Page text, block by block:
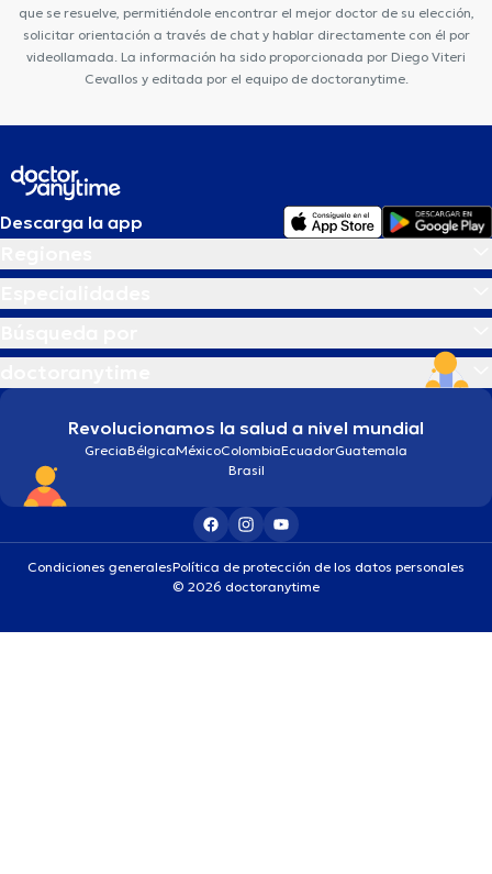
que se resuelve, permitiéndole encontrar el mejor doctor de su elección,
solicitar orientación a través de chat y hablar directamente con él por
videollamada. La información ha sido proporcionada por Diego Viteri
Cevallos y editada por el equipo de doctoranytime.
Descarga la app
Revolucionamos la salud a nivel mundial
GreciaBélgicaMéxicoColombiaEcuadorGuatemala
Brasil
Condiciones generalesPolítica de protección de los datos personales
© 2026 doctoranytime